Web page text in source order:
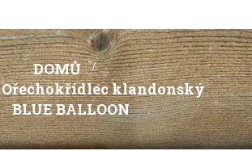
DOMŮ >
Ořechokřídlec klandonský
BLUE BALLOON